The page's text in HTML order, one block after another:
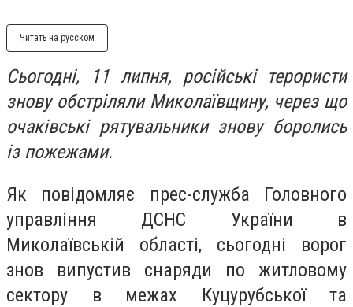
Читать на русском
Сьогодні, 11 липня, російські терористи
знову обстріляли Миколаївщину, через що
очаківські рятувальники знову боролись
із пожежами.
Як повідомляє прес-служба Головного
управління ДСНС України в
Миколаївській області, сьогодні ворог
знов випустив снаряди по житловому
сектору в межах Куцурубської та